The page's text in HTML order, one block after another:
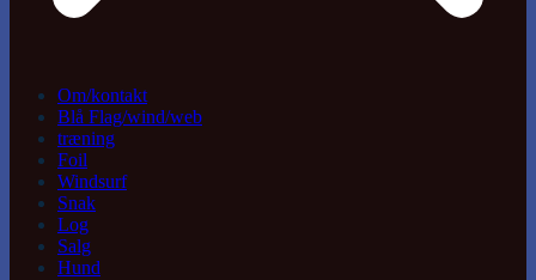
Om/kontakt
Blå Flag/wind/web
træning
Foil
Windsurf
Snak
Log
Salg
Hund